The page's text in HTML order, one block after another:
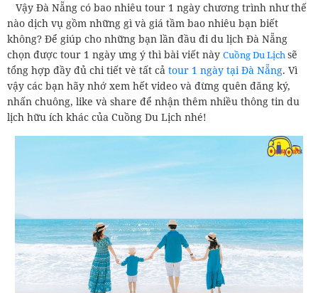
Vậy Đà Nẵng có bao nhiêu tour 1 ngày chương trình như thế
nào dịch vụ gồm những gì và giá tầm bao nhiêu bạn biết
không? Để giúp cho những bạn lần đầu đi du lịch Đà Nẵng
chọn được tour 1 ngày ưng ý thì bài viết này Cuồng Du Lịchsẽ
tổng hợp đầy đủ chi tiết vè tất cả tour 1 ngày tại Đà Nẵng. Vì
vậy các bạn hãy nhớ xem hết video và đừng quên đăng ký,
nhấn chuông, like và share để nhận thêm nhiều thông tin du
lịch hữu ích khác của Cuồng Du Lịch nhé!